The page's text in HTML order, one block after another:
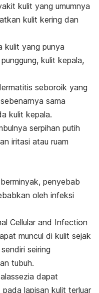
kulit yang umumnya
kulit kering dan
kulit yang punya
kulit kepala,
seboroik yang
sama
kulit kepala.
serpihan putih
iritasi atau ruam
penyebab
oleh infeksi
Cellular and Infection
muncul di kulit sejak
seiring
tubuh.
dapat
lapisan kulit terluar